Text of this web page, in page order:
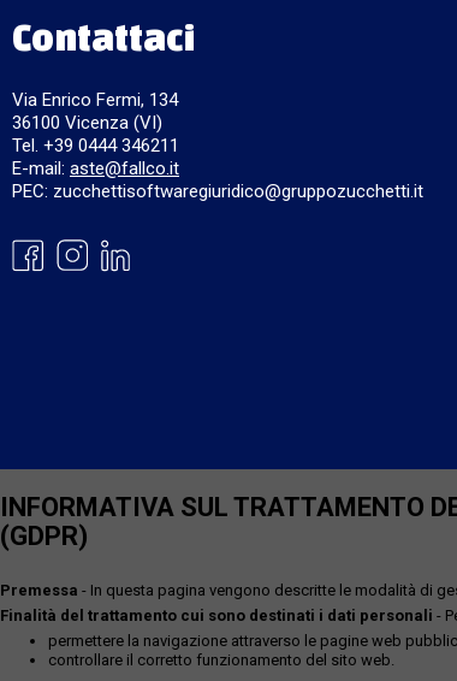
Contattaci
Via Enrico Fermi, 134
36100 Vicenza (VI)
Tel. +39 0444 346211
E-mail: aste@fallco.it
PEC: zucchettisoftwaregiuridico@gruppozucchetti.it
INFORMATIVA SUL TRATTAMENTO
(GDPR)
Premessa - In questa pagina vengono descritte le modalità di
Finalità del trattamento cui sono destinati i dati personali -
permettere la navigazione attraverso le pagine web
controllare il corretto funzionamento del sito web.